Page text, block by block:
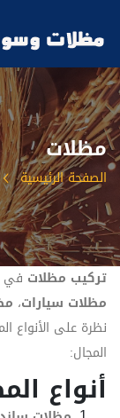
مظلات
الصفحة الرئيسية
تركيب مظلات في
مظلات سيارات،
نظرة على الأنواع
المجال:
أنواع